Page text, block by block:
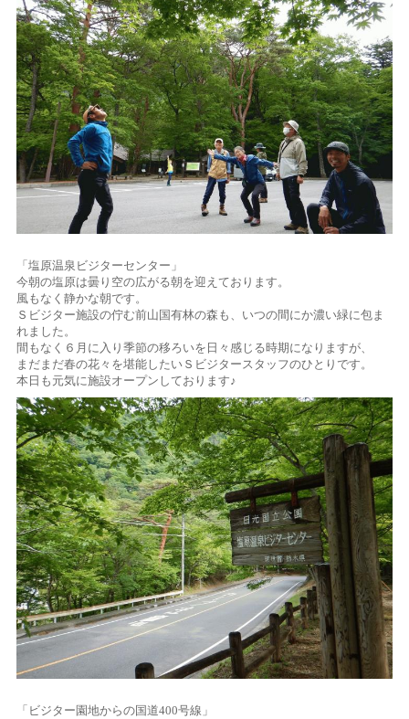
「塩原温泉ビジターセンター」
今朝の塩原は曇り空の広がる朝を迎えております。
風もなく静かな朝です。
Ｓビジター施設の佇む前山国有林の森も、いつの間にか濃い緑に包ま
れました。
間もなく６月に入り季節の移ろいを日々感じる時期になりますが、
まだまだ春の花々を堪能したいＳビジタースタッフのひとりです。
本日も元気に施設オープンしております♪
「ビジター園地からの国道400号線」